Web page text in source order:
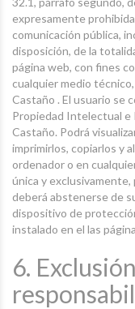
expresamente
comunicación pública,
disposición, de la
página web, con fines
cualquier medio
Castaño . El usuario se
Propiedad Intelectual
Castaño. Podrá
imprimirlos, copiarlos y
ordenador o en
única y exclusivamente,
deberá abstenerse de
dispositivo de
instalado en el las
6.